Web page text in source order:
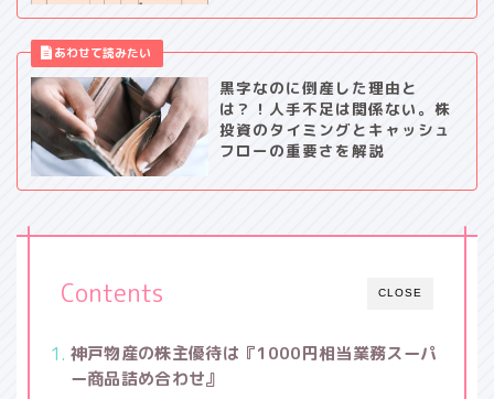
黒字なのに倒産した理由と
は？！人手不足は関係ない。株
投資のタイミングとキャッシュ
フローの重要さを解説
CLOSE
Contents
神戸物産の株主優待は『1000円相当業務スーパ
ー商品詰め合わせ』